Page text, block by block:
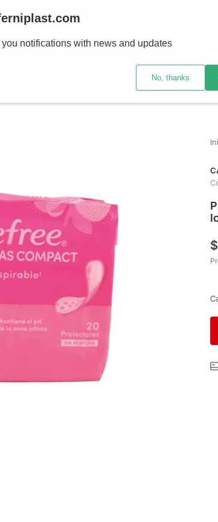
SUCURSALES
$
you notifications with news and updates
No, thanks